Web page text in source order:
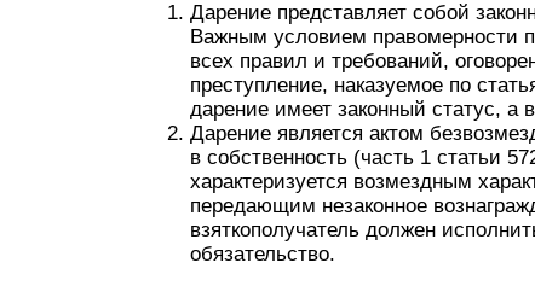
Дарение представляет собой
Важным условием правомерности
всех правил и требований,
преступление, наказуемое по
дарение имеет законный статус, а
Дарение является актом
в собственность (часть 1 статьи
характеризуется возмездным
передающим незаконное
взяткополучатель должен
обязательство.